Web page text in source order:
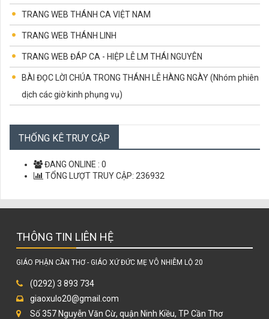
TRANG WEB THÁNH CA VIỆT NAM
TRANG WEB THÁNH LINH
TRANG WEB ĐÁP CA - HIỆP LỄ LM THÁI NGUYÊN
BÀI ĐỌC LỜI CHÚA TRONG THÁNH LỄ HÀNG NGÀY (Nhóm phiên
dịch các giờ kinh phụng vụ)
CÙNG HỌC LỜI CHÚA
THỐNG KÊ TRUY CẬP
ĐANG ONLINE : 0
TỔNG LƯỢT TRUY CẬP: 236932
THÔNG TIN LIÊN HỆ
GIÁO PHẬN CẦN THƠ - GIÁO XỨ ĐỨC MẸ VÔ NHIỄM LỘ 20
(0292) 3 893 734
giaoxulo20@gmail.com
Số 357 Nguyễn Văn Cừ, quận Ninh Kiều, TP Cần Thơ